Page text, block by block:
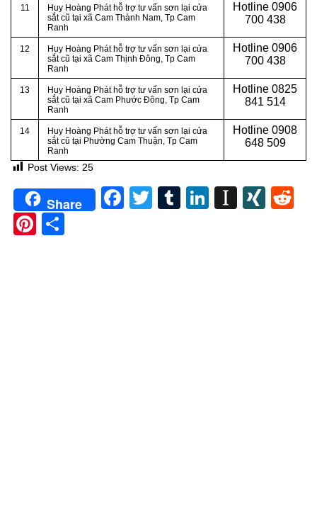
11
Huy Hoàng Phát hỗ trợ tư vấn sơn lại cửa
sắt cũ tại xã Cam Thành Nam, Tp Cam
Ranh
Hotline 0906
700 438
12
Huy Hoàng Phát hỗ trợ tư vấn sơn lại cửa
sắt cũ tại xã Cam Thịnh Đông, Tp Cam
Ranh
Hotline 0906
700 438
13
Huy Hoàng Phát hỗ trợ tư vấn sơn lại cửa
sắt cũ tại xã Cam Phước Đông, Tp Cam
Ranh
Hotline 0825
841 514
14
Huy Hoàng Phát hỗ trợ tư vấn sơn lại cửa
sắt cũ tại Phường Cam Thuận, Tp Cam
Ranh
Hotline 0908
648 509
Post Views: 25
Share Facebook
TwitterTumblrLinkedIn
Pinterest